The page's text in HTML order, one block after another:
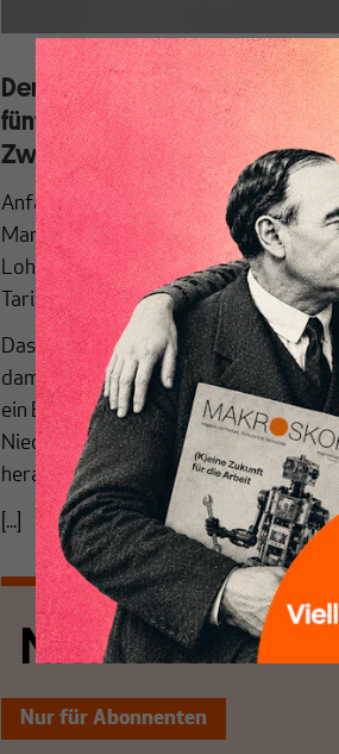
Der deutsche Mindestlohn war
fünf Jahre Erfahrungen lassen
Zwischenbilanz zu.
Anfangs haben sich alle wichtigen
Man konnte ja auf fast 50 Jahre
Lohnverhandlungen zurückblicken.
Tarifbindung, eine starke
Das hat sich seit Mitte der 90er
damals rund 85% auf jetzt 56% im
ein Ende dieser Talfahrt absehbar
Niedriglohnsektoren in Europa mit
heraus.
[...]
Nichts schreibt
Nur für Abonnenten